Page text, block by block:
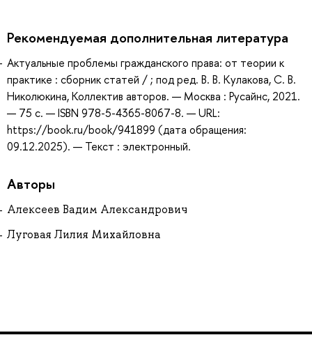
Рекомендуемая дополнительная литература
Актуальные проблемы гражданского права: от теории к
практике : сборник статей / ; под ред. В. В. Кулакова, С. В.
Николюкина, Коллектив авторов. — Москва : Русайнс, 2021.
— 75 с. — ISBN 978-5-4365-8067-8. — URL:
https://book.ru/book/941899 (дата обращения:
09.12.2025). — Текст : электронный.
Авторы
Алексеев Вадим Александрович
Луговая Лилия Михайловна